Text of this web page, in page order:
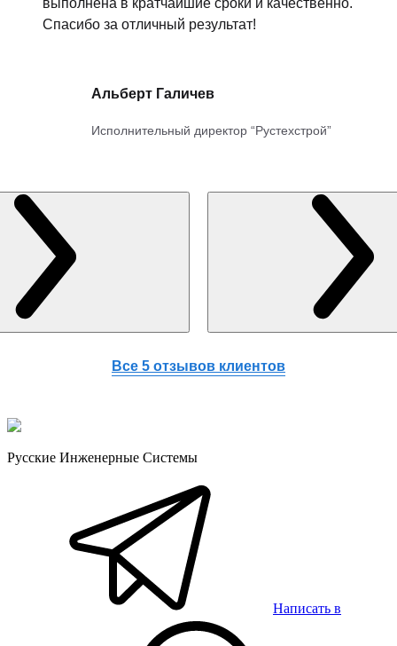
Спасибо за отличный результат!
Альберт Галичев
Исполнительный директор “Рустехстрой”
Все 5 отзывов клиентов
Русские Инженерные Системы
Написать в